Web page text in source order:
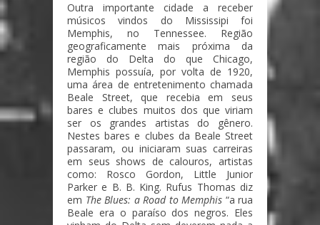
Outra importante cidade a receber
músicos vindos do Mississipi foi
Memphis, no Tennessee. Região
geograficamente mais próxima da
região do Delta do que Chicago,
Memphis possuía, por volta de 1920,
uma área de entretenimento chamada
Beale Street, que recebia em seus
bares e clubes muitos dos que viriam
ser os grandes artistas do gênero.
Nestes bares e clubes da Beale Street
passaram, ou iniciaram suas carreiras
em seus shows de calouros, artistas
como: Rosco Gordon, Little Junior
Parker e B. B. King. Rufus Thomas diz
em The Blues: a Road to Memphis “a rua
Beale era o paraíso dos negros. Eles